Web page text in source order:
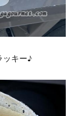
ッキー♪